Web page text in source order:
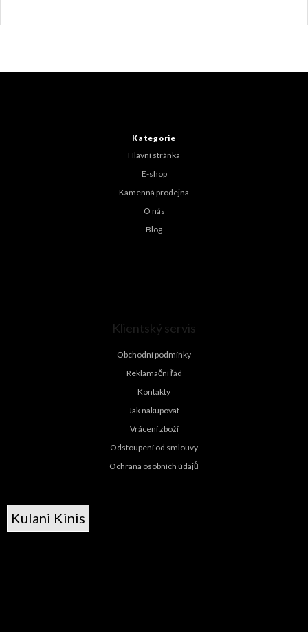
Kategorie
Hlavní stránka
E-shop
Kamenná prodejna
O nás
Blog
Klientský servis
Obchodní podmínky
Reklamační řád
Kontakty
Jak nakupovat
Vrácení zboží
Odstoupení od smlouvy
Ochrana osobních údajů
Kulani Kinis